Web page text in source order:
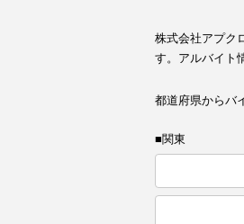
株式会社アプク
す。アルバイト
都道府県からバ
■関東